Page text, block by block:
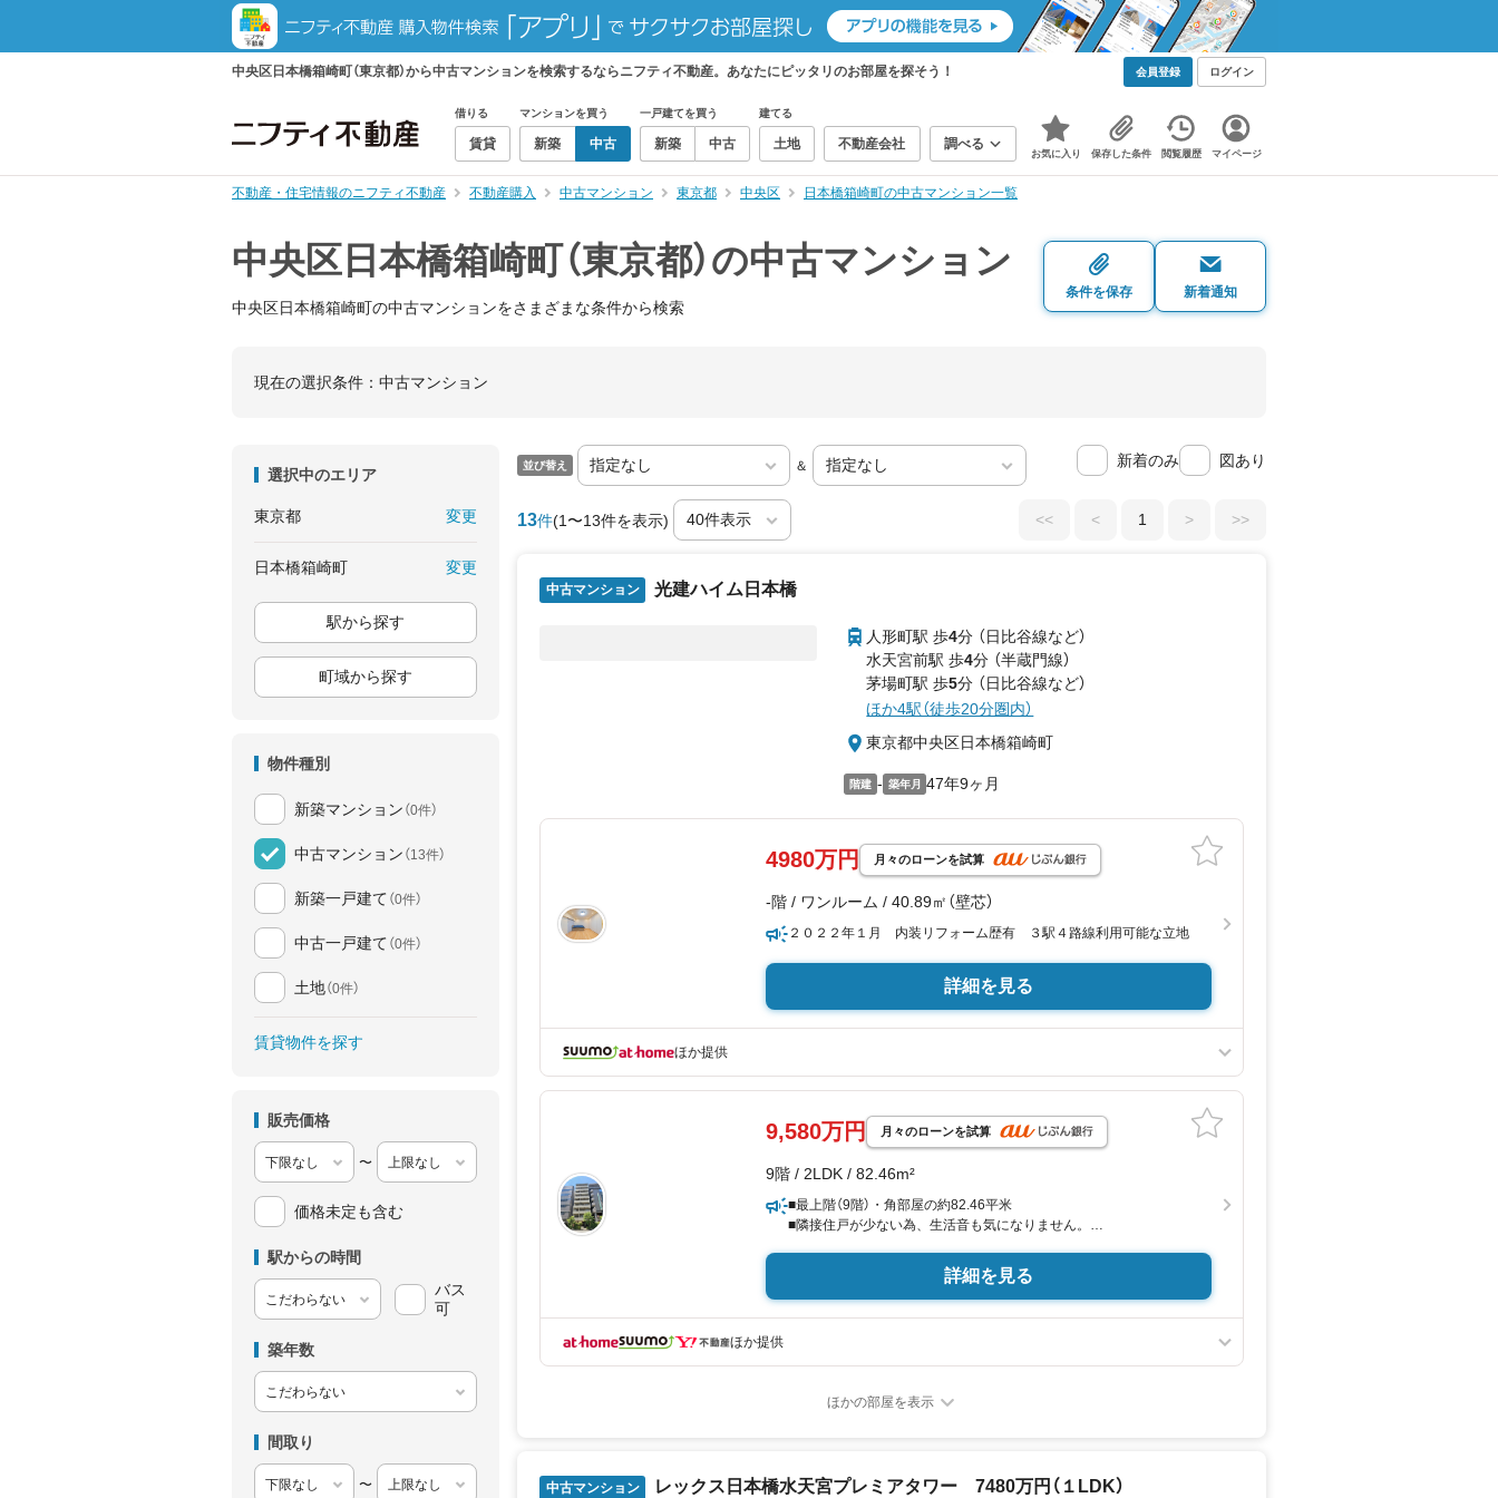
中央区日本橋箱崎町（東京都）から中古マンションを検索するならニフティ不動産。あなたにピッタリのお部屋を探そう！ 会員登録 ログイン
借りる
賃貸
マンションを買う
新築 中古
一戸建てを買う
新築 中古
建てる
土地 不動産会社 調べる
お気に入り 保存した条件 閲覧履歴 マイページ
不動産・住宅情報のニフティ不動産 不動産購入 中古マンション 東京都 中央区 日本橋箱崎町の中古マンション一覧
中央区日本橋箱崎町（東京都）の中古マンション
中央区日本橋箱崎町の中古マンションをさまざまな条件から検索
条件を保存 新着通知
現在の選択条件： 中古マンション
選択中のエリア
東京都 変更
日本橋箱崎町 変更
駅から探す
町域から探す
物件種別
新築マンション （0件）
中古マンション （13件）
新築一戸建て （0件）
中古一戸建て （0件）
土地（0件）
賃貸物件を探す
販売価格
〜
価格未定も含む
駅からの時間
バス
可
築年数
間取り
〜
並び替え ＆ 新着のみ 図あり
13件(1〜13件を表示) << < 1 > >>
中古マンション 光建ハイム日本橋
人形町駅 歩4分 （日比谷線など）
水天宮前駅 歩4分 （半蔵門線）
茅場町駅 歩5分 （日比谷線など）
ほか4駅（徒歩20分圏内）
東京都中央区日本橋箱崎町
階建 - 築年月 47年9ヶ月
4980万円 月々のローンを試算
-階 / ワンルーム / 40.89㎡（壁芯）
２０２２年１月 内装リフォーム歴有 ３駅４路線利用可能な立地
詳細を見る
ほか提供
9,580万円 月々のローンを試算
9階 / 2LDK / 82.46m²
■最上階（9階）・角部屋の約82.46平米
■隣接住戸が少ない為、生活音も気になりません。
■3駅4路線利用可能で交通至便
・東京メトロ半蔵門線「水天宮前」駅 徒歩4分
・東京メトロ日比谷線・東西線「茅場町」駅 徒歩5分
羽田空港や成田空港への直接アクセス。
詳細を見る
ほか提供
ほかの部屋を表示
中古マンション レックス日本橋水天宮プレミアタワー 7480万円（１LDK）